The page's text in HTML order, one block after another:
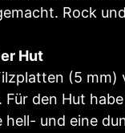
Rock
Hut
(5
den Hut
hell- und eine